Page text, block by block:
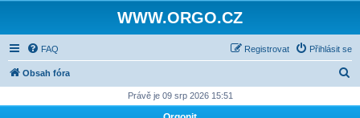
WWW.ORGO.CZ
FAQ Přihlásit se
Registrovat
Obsah fóra
Právě je 09 srp 2026 15:51